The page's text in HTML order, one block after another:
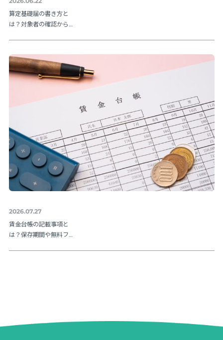
算定基礎届の書き方と
は？対象者の確認から
版】
2026.07.27
賃金台帳の記載事項と
は？保存期間や無料フ